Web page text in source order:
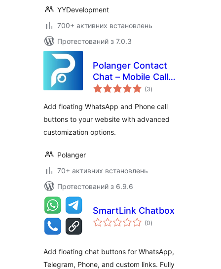
YYDevelopment
700+ активних встановлень
Протестований з 7.0.3
Polanger Contact
Chat – Mobile Call
Button
(3загальний
рейтинг
)
Add floating WhatsApp and Phone call
buttons to your website with advanced
customization options.
Polanger
70+ активних встановлень
Протестований з 6.9.6
SmartLink Chatbox
(0загальний
рейтинг
)
Add floating chat buttons for WhatsApp,
Telegram, Phone, and custom links. Fully